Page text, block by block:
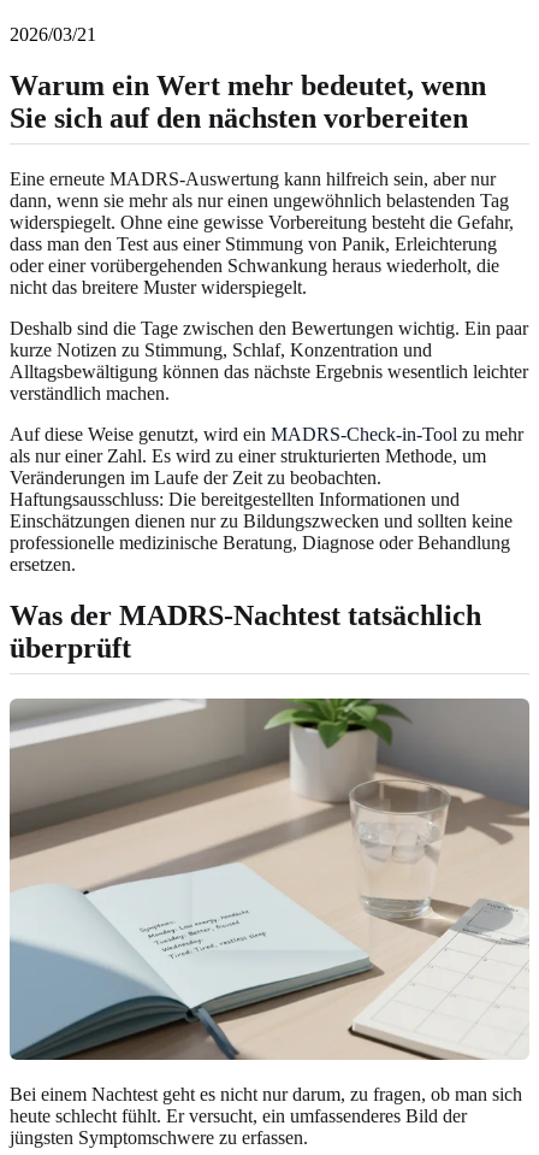
2026/03/21
Warum ein Wert mehr bedeutet, wenn
Sie sich auf den nächsten vorbereiten
Eine erneute MADRS-Auswertung kann hilfreich sein, aber nur
dann, wenn sie mehr als nur einen ungewöhnlich belastenden Tag
widerspiegelt. Ohne eine gewisse Vorbereitung besteht die Gefahr,
dass man den Test aus einer Stimmung von Panik, Erleichterung
oder einer vorübergehenden Schwankung heraus wiederholt, die
nicht das breitere Muster widerspiegelt.
Deshalb sind die Tage zwischen den Bewertungen wichtig. Ein paar
kurze Notizen zu Stimmung, Schlaf, Konzentration und
Alltagsbewältigung können das nächste Ergebnis wesentlich leichter
verständlich machen.
Auf diese Weise genutzt, wird ein MADRS-Check-in-Tool zu mehr
als nur einer Zahl. Es wird zu einer strukturierten Methode, um
Veränderungen im Laufe der Zeit zu beobachten.
Haftungsausschluss: Die bereitgestellten Informationen und
Einschätzungen dienen nur zu Bildungszwecken und sollten keine
professionelle medizinische Beratung, Diagnose oder Behandlung
ersetzen.
Was der MADRS-Nachtest tatsächlich
überprüft
Bei einem Nachtest geht es nicht nur darum, zu fragen, ob man sich
heute schlecht fühlt. Er versucht, ein umfassenderes Bild der
jüngsten Symptomschwere zu erfassen.